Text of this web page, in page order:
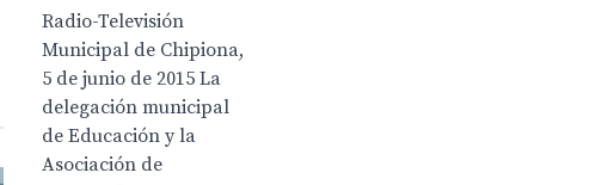
Radio-Televisión
Municipal de Chipiona,
5 de junio de 2015 La
delegación municipal
de Educación y la
Asociación de